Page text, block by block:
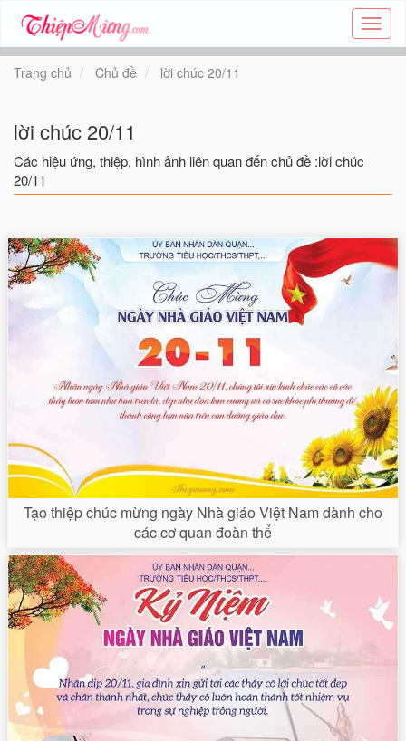
Tạo
thiệp
online
Trang chủ Chủ đề lời chúc 20/11
lời chúc 20/11
Các hiệu ứng, thiệp, hình ảnh liên quan đến chủ đề :lời chúc
20/11
Tạo thiệp chúc mừng ngày Nhà giáo Việt Nam dành cho
các cơ quan đoàn thể